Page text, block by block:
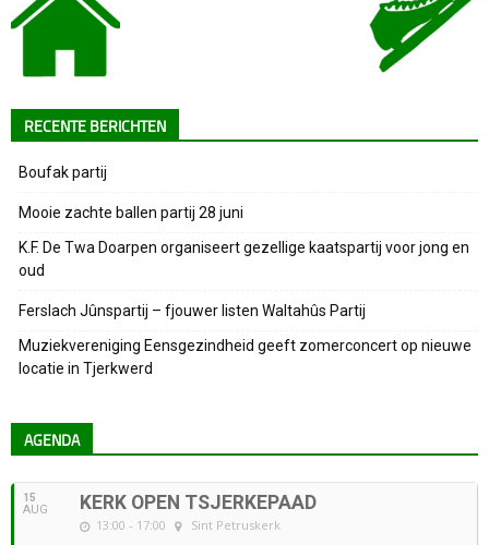
RECENTE BERICHTEN
Boufak partij
Mooie zachte ballen partij 28 juni
K.F. De Twa Doarpen organiseert gezellige kaatspartij voor jong en
oud
Ferslach Jûnspartij – fjouwer listen Waltahûs Partij
Muziekvereniging Eensgezindheid geeft zomerconcert op nieuwe
locatie in Tjerkwerd
AGENDA
15
AUG KERK OPEN TSJERKEPAAD
13:00 - 17:00 Sint Petruskerk